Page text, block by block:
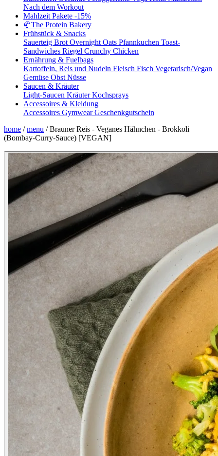
Nach dem Workout
Mahlzeit Pakete -15%
🥐The Protein Bakery
Frühstück & Snacks
Sauerteig Brot Overnight Oats Pfannkuchen Toast-
Sandwiches Riegel Crunchy Chicken
Ernährung & Fuelbags
Kartoffeln, Reis und Nudeln Fleisch Fisch Vegetarisch/Vegan
Gemüse Obst Nüsse
Saucen & Kräuter
Light-Saucen KräuterKochsprays
Accessoires & Kleidung
Accessoires GymwearGeschenkgutschein
home / menu / Brauner Reis - Veganes Hähnchen - Brokkoli
(Bombay-Curry-Sauce) [VEGAN]